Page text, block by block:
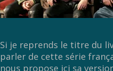
Si je reprends le titre du
parler de cette série
nous propose ici sa